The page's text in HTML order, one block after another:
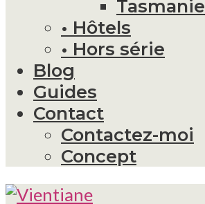
Tasmanie
• Hôtels
• Hors série
Blog
Guides
Contact
Contactez-moi
Concept